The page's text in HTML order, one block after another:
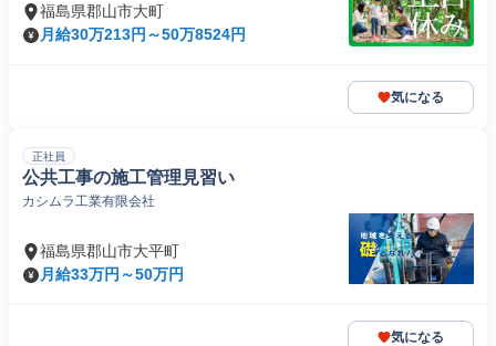
福島県郡山市大町
月給30万213円～50万8524円
気になる
正社員
公共工事の施工管理見習い
カシムラ工業有限会社
福島県郡山市大平町
月給33万円～50万円
気になる